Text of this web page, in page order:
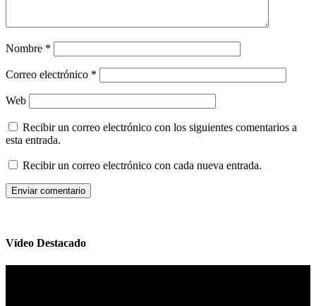
Nombre *
Correo electrónico *
Web
Recibir un correo electrónico con los siguientes comentarios a
esta entrada.
Recibir un correo electrónico con cada nueva entrada.
Vídeo Destacado